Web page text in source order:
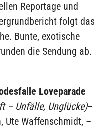
Reportage und
folgt das
Bunte, exotische
die Sendung ab.
Loveparade
– Unfälle, Unglücke)–
Ute Waffenschmidt, –